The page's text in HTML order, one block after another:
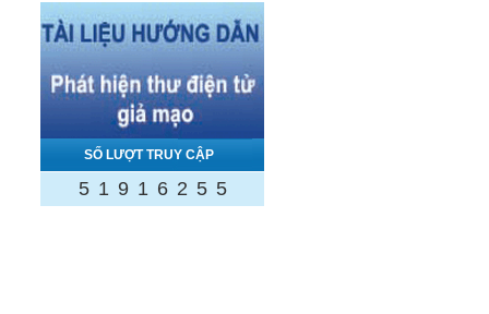
SỐ LƯỢT TRUY CẬP
5 1 9 1 6 2 5 5